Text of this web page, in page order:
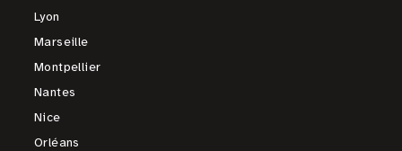
Lyon
Marseille
Montpellier
Nantes
Nice
Orléans